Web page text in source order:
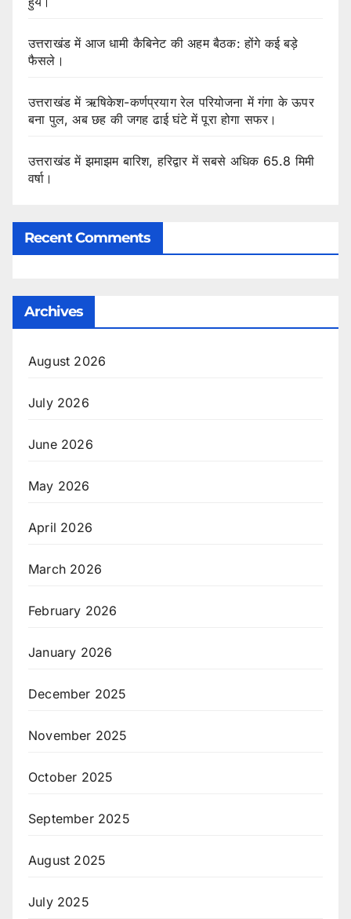
उत्तराखंड में आज धामी कैबिनेट की अहम बैठक: होंगे कई बड़े
फैसले।
उत्तराखंड में ऋषिकेश-कर्णप्रयाग रेल परियोजना में गंगा के ऊपर
बना पुल, अब छह की जगह ढाई घंटे में पूरा होगा सफर।
उत्तराखंड में झमाझम बारिश, हरिद्वार में सबसे अधिक 65.8 मिमी
वर्षा।
Recent Comments
Archives
August 2026
July 2026
June 2026
May 2026
April 2026
March 2026
February 2026
January 2026
December 2025
November 2025
October 2025
September 2025
August 2025
July 2025